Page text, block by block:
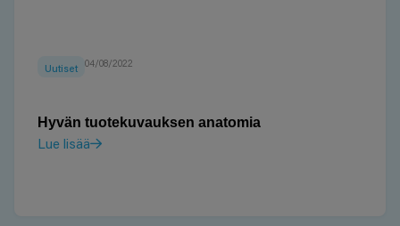
Uutiset 04/08/2022
Hyvän tuotekuvauksen anatomia
Lue lisää